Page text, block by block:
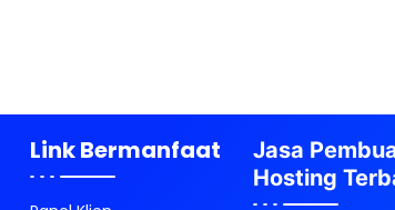
Link Bermanfaat
Jasa
Hosting